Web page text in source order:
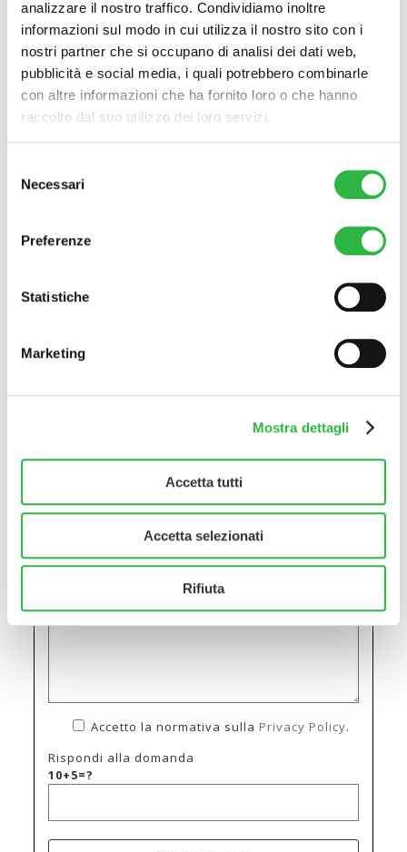
analizzare il nostro traffico. Condividiamo inoltre
informazioni sul modo in cui utilizza il nostro sito con i
nostri partner che si occupano di analisi dei dati web,
pubblicità e social media, i quali potrebbero combinarle
con altre informazioni che ha fornito loro o che hanno
raccolto dal suo utilizzo dei loro servizi.
delNecessari
Preferenze
Statistiche
Marketing
Mostra dettagli
Accetta tutti
Accetta selezionati
Rifiuta
stata la Manager.
La formazione, in tutti questi anni,
continua ad essere per lei un punto
fondamentale della sua routine
quotidiana, fino ad ottenere il
Certificato di Formazione Manageriale
l’università di Parma e ad iscriversi nel
presso l’Istituto Gestalt di Firenze.
Richiedi ulteriori informazioni
o
Accetto la normativa sulla Privacy Policy.
Rispondi alla domanda
10+5=?